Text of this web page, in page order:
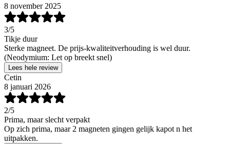
8 november 2025
3/5
Tikje duur
Sterke magneet. De prijs-kwaliteitverhouding is wel duur.
(Neodymium: Let op breekt snel)
Lees hele review
Cetin
8 januari 2026
2/5
Prima, maar slecht verpakt
Op zich prima, maar 2 magneten gingen gelijk kapot n het
uitpakken.